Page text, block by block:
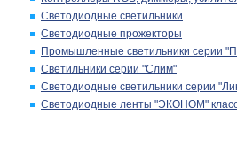
Светодиодные светильники
Светодиодные прожекторы
Промышленные светильники серии
Светильники серии "Слим"
Светодиодные светильники серии
Светодиодные ленты "ЭКОНОМ"